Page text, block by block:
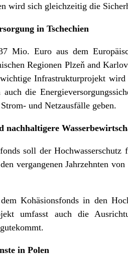
wird sich gleichzeitig die
in Tschechien
Mio. Euro aus dem
Regionen Plzeň and
Infrastrukturprojekt
die
und Netzausfälle geben.
nachhaltigere
soll der
vergangenen Jahrzehnten
Kohäsionsfonds in den
umfasst auch die
in Polen